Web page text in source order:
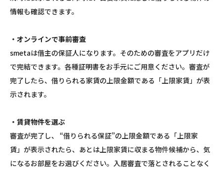
情報も確認できます。
・オンラインで事前審査
smetaは借主の保証人になります。そのための審査をアプリだけ
で完結できます。各種証明書をお手元にご用意ください。審査が
完了したら、借りられる家賃の上限金額である「上限家賃」が表
示されます。
・賃貸物件を選ぶ
審査が完了し、 “借りられる保証”の上限金額である「上限家
賃」が表示されたら、あとは上限家賃に収まる物件候補から、気
になるお部屋をお選びください。入居審査で落とされることなく